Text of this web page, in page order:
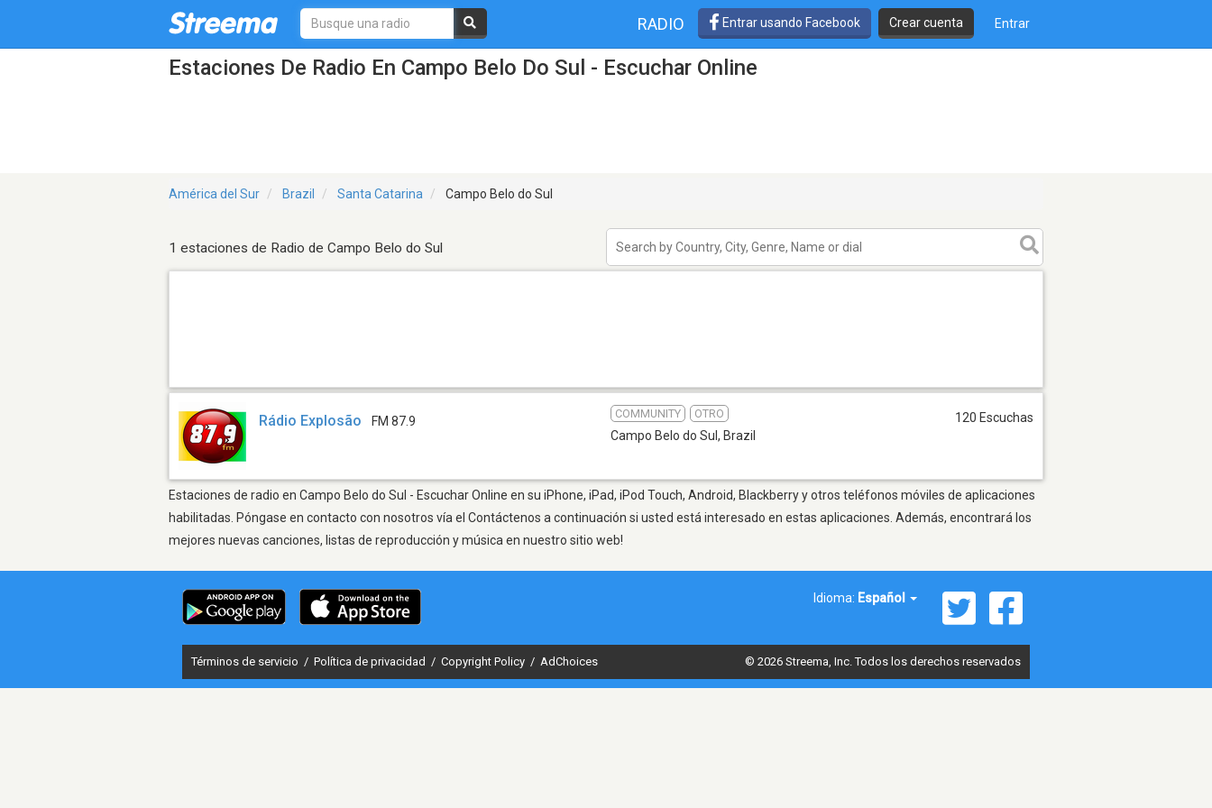
RADIO Entrar usando Facebook Crear cuenta Entrar
Estaciones De Radio En Campo Belo Do Sul - Escuchar Online
América del Sur Brazil Santa Catarina Campo Belo do Sul
1 estaciones de Radio de Campo Belo do Sul
Rádio Explosão FM 87.9
COMMUNITY OTRO
Campo Belo do Sul , Brazil
120 Escuchas
Estaciones de radio en Campo Belo do Sul - Escuchar Online en su iPhone, iPad, iPod Touch, Android, Blackberry y otros teléfonos móviles de aplicaciones
habilitadas. Póngase en contacto con nosotros vía el Contáctenos a continuación si usted está interesado en estas aplicaciones. Además, encontrará los
mejores nuevas canciones, listas de reproducción y música en nuestro sitio web!
Idioma: Español
Términos de servicio / Política de privacidad / Copyright Policy / AdChoices © 2026 Streema, Inc. Todos los derechos reservados